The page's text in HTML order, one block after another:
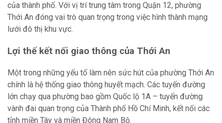
của thành phố. Với vị trí trung tâm trong Quận 12, phường
Thới An đóng vai trò quan trọng trong việc hình thành mạng
lưới đô thị khu vực.
Lợi thế kết nối giao thông của Thới An
Một trong những yếu tố làm nên sức hút của phường Thới An
chính là hệ thống giao thông huyết mạch. Các tuyến đường
lớn chạy qua phường bao gồm Quốc lộ 1A – tuyến đường
vành đai quan trọng của Thành phố Hồ Chí Minh, kết nối các
tỉnh miền Tây và miền Đông Nam Bộ.